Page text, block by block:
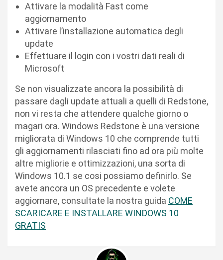
Attivare la modalità Fast come
aggiornamento
Attivare l’installazione automatica degli
update
Effettuare il login con i vostri dati reali di
Microsoft
Se non visualizzate ancora la possibilità di
passare dagli update attuali a quelli di Redstone,
non vi resta che attendere qualche giorno o
magari ora. Windows Redstone è una versione
migliorata di Windows 10 che comprende tutti
gli aggiornamenti rilasciati fino ad ora più molte
altre migliorie e ottimizzazioni, una sorta di
Windows 10.1 se cosi possiamo definirlo. Se
avete ancora un OS precedente e volete
aggiornare, consultate la nostra guida COME
SCARICARE E INSTALLARE WINDOWS 10
GRATIS